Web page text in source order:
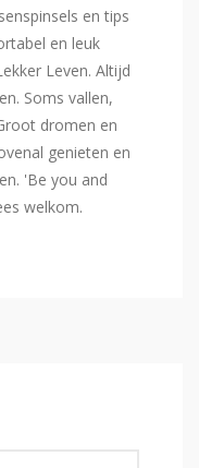
en tips
en leuk
Leven. Altijd
Soms vallen,
dromen en
genieten en
'Be you and
welkom.